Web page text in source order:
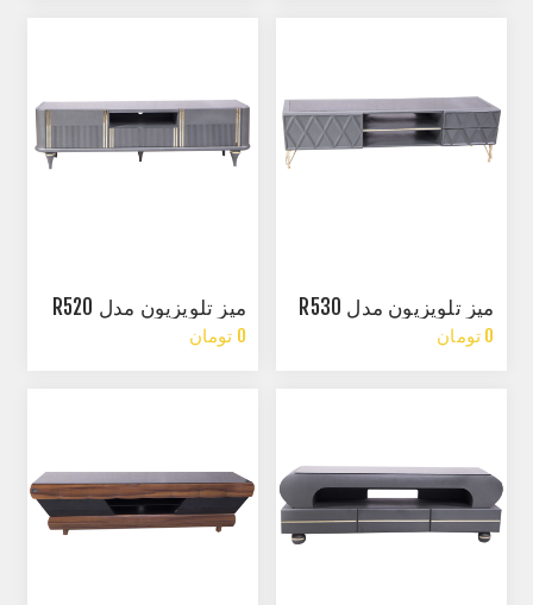
میز تلویزیون مدل R530
0 تومان
میز تلویزیون مدل R520
0 تومان